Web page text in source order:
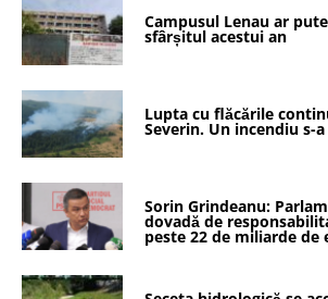
Campusul Lenau ar
sfârșitul acestui an
Lupta cu flăcările
Severin. Un incendiu s-
Sorin Grindeanu:
dovadă de
peste 22 de miliarde de